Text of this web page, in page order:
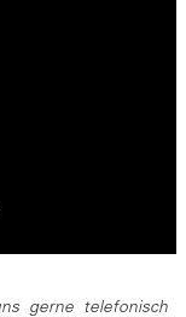
gerne telefonisch